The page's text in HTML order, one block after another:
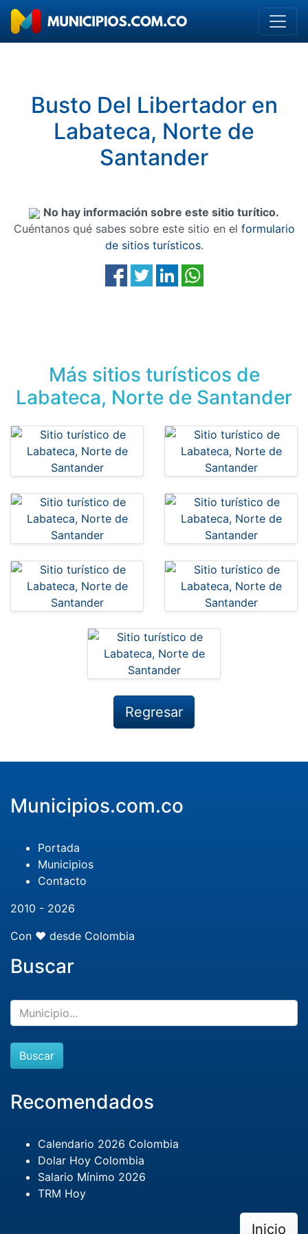
Busto Del Libertador en
Labateca, Norte de
Santander
No hay información sobre este sitio turítico.
Cuéntanos qué sabes sobre este sitio en el formulario
de sitios turísticos.
Más sitios turísticos de
Labateca, Norte de Santander
Regresar
Municipios.com.co
Portada
Municipios
Contacto
2010 - 2026
Con ❤️ desde Colombia
Buscar
Buscar
Recomendados
Calendario 2026 Colombia
Dolar Hoy Colombia
Salario Mínimo 2026
TRM Hoy
Inicio